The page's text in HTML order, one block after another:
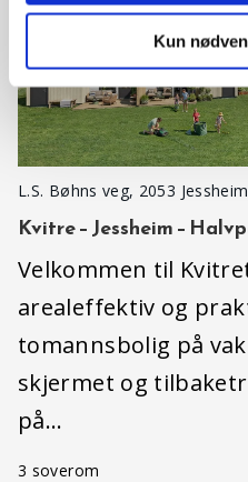
Kun
L.S. Bøhns veg, 2053 Jessheim
Kvitre – Jessheim –
Velkommen til
arealeffektiv og
tomannsbolig på
skjermet og
på…
3 soverom